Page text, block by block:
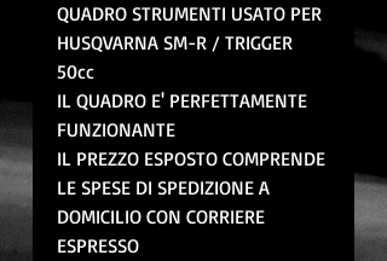
QUADRO STRUMENTI USATO PER
HUSQVARNA SM-R / TRIGGER
50cc
IL QUADRO E' PERFETTAMENTE
FUNZIONANTE
IL PREZZO ESPOSTO COMPRENDE
LE SPESE DI SPEDIZIONE A
DOMICILIO CON CORRIERE
ESPRESSO